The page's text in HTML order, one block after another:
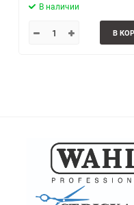
В наличии
В